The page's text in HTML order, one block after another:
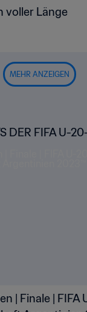
voller Länge
MEHR ANZEIGEN
DER FIFA U-
| Finale | FIFA